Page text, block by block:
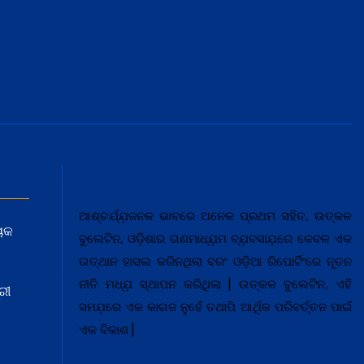
ଆଶ୍ଚର୍ଯ୍ଯ଼ଜନକ ଭାବରେ ଅନେକ ପ୍ରଥମ ସହିତ, ଉତ୍କଳ
ବୁଲେଟିନ, ଓଡ଼ିଶାର ଗଣମାଧ୍ଯ଼ମ ବ୍ଯ଼ବସାଯ଼ରେ କେବଳ ଏକ
ଉତ୍ଥାନ ହାସଲ କରିନଥିଲା ବରଂ ଓଡ଼ିଆ ରିପୋର୍ଟିଂରେ ନୂତନ
ନୀତି ମଧ୍ଯ଼ ସ୍ଥାପନ କରିଥିଲା | ଉତ୍କଳ ବୁଲେଟିନ, ଏହି
ସମଯ଼ରେ ଏକ କାଗଜ ନୁହେଁ ତଥାପି ଆର୍ଥିକ ପରିବର୍ତ୍ତନ ପାଇଁ
ଏକ ବିକାଶ |